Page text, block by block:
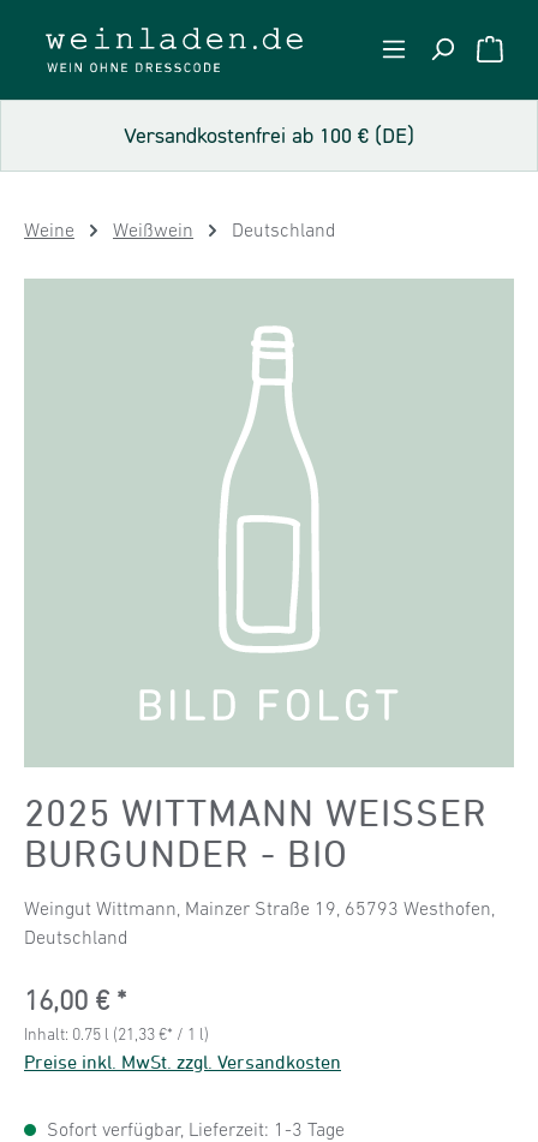
Zum Hauptinhalt springen
Versandkostenfrei ab 100 € (DE)
Weine Weißwein Deutschland
Bildergalerie überspringen
2025 WITTMANN WEISSER
BURGUNDER - BIO
Weingut Wittmann, Mainzer Straße 19, 65793 Westhofen,
Deutschland
Regulärer Preis:
16,00 €
Inhalt: 0.75 l (21,33 €* / 1 l)
Preise inkl. MwSt. zzgl. Versandkosten
Sofort verfügbar, Lieferzeit: 1-3 Tage